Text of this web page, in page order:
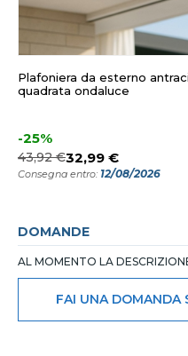
Plafoniera da esterno
quadrata ondaluce
-25%
43,92 €32,99 €
Consegna entro: 12/08/2026
DOMANDE
AL MOMENTO LA
FAI UNA DOMANDA